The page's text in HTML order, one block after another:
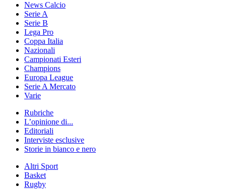
News Calcio
Serie A
Serie B
Lega Pro
Coppa Italia
Nazionali
Campionati Esteri
Champions
Europa League
Serie A Mercato
Varie
Rubriche
L’opinione di...
Editoriali
Interviste esclusive
Storie in bianco e nero
Altri Sport
Basket
Rugby